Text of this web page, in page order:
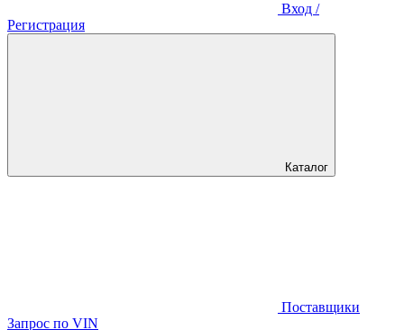
Вход /
Регистрация
Каталог
Поставщики
Запрос по VIN